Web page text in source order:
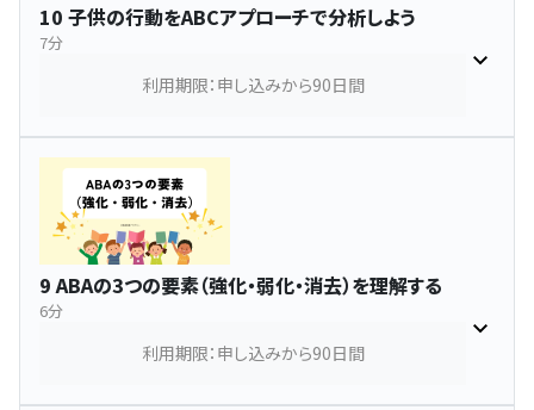
10 子供の行動をABCアプローチで分析しよう
7分
利用期限：申し込みから90日間
9 ABAの3つの要素（強化・弱化・消去）を理解する
6分
利用期限：申し込みから90日間